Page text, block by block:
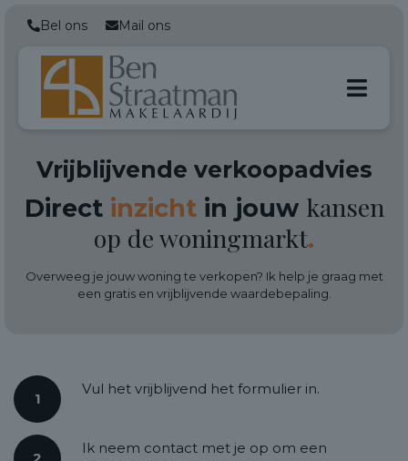
Bel ons Mail ons
Vrijblijvende verkoopadvies
Direct inzichtin jouw kansen
op de woningmarkt.
Overweeg je jouw woning te verkopen? Ik help je graag met
een gratis en vrijblijvende waardebepaling.
1
Vul het vrijblijvend het formulier in.
Ik neem contact met je op om een